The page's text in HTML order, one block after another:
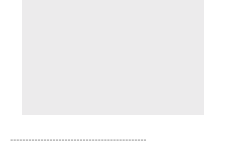
---------------------------------------------